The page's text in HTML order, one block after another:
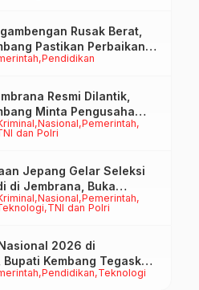
Pendidikan
Rusak Berat,
Pastikan Perbaikan
Nasional Pemerintah
dan Polri
Resmi Dilantik,
Minta Pengusaha
Ekonomi
Nasional Pemerintah
TNI dan Polri
Jepang Gelar Seleksi
di Jembrana, Buka
bagi Calon PMI
Pendidikan Teknologi
2026 di
Kembang Tegaskan
Karakter dan Budaya di